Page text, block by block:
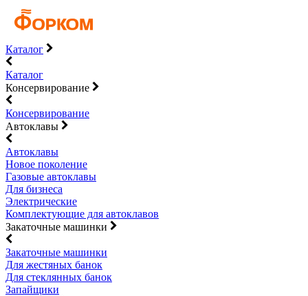
Каталог
Каталог
Консервирование
Консервирование
Автоклавы
Автоклавы
Новое поколение
Газовые автоклавы
Для бизнеса
Электрические
Комплектующие для автоклавов
Закаточные машинки
Закаточные машинки
Для жестяных банок
Для стеклянных банок
Запайщики